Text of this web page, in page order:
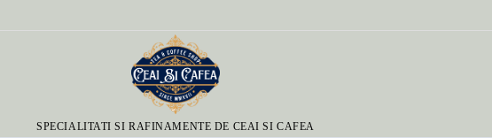
SPECIALITATI SI RAFINAMENTE DE CEAI SI CAFEA